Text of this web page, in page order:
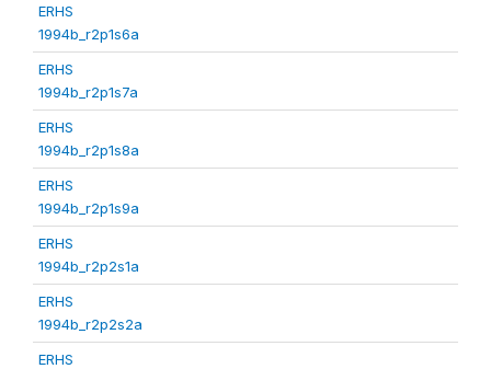
ERHS
1994b_r2p1s6a
ERHS
1994b_r2p1s7a
ERHS
1994b_r2p1s8a
ERHS
1994b_r2p1s9a
ERHS
1994b_r2p2s1a
ERHS
1994b_r2p2s2a
ERHS